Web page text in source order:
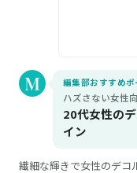
編集部おすすめポ
ハズさない女性
20代女性の
イン
繊細な輝きで女性のデコ